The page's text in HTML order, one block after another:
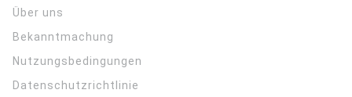
Über uns
Bekanntmachung
Nutzungsbedingungen
Datenschutzrichtlinie